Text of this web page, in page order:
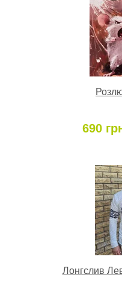
690
Лонгслив